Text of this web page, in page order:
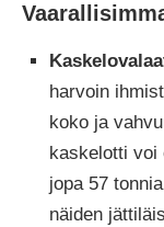
harvoin
koko ja
kaskelotti voi
jopa 57
näiden